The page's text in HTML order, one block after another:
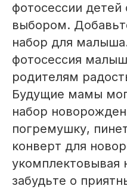
фотосессии
выбором.
набор для
фотосессия
родителям
Будущие мамы
набор
погремушку,
конверт для
укомплектовывая
забудьте о